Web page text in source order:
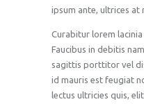
ipsum ante, ultrices at
Curabitur lorem
Faucibus in debitis
sagittis porttitor vel
id mauris est feugiat
lectus ultricies quis,